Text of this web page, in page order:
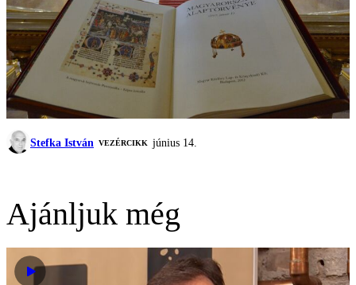
Stefka István VEZÉRCIKK június 14.
Ajánljuk még